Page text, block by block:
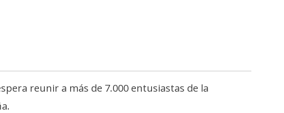
reunir a más de 7.000 entusiastas de la